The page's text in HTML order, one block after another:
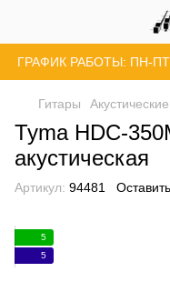
ГРАФИК РАБОТЫ: ПН-
Гитары
Tyma HDC-
акустическая
Артикул: 94481
5
5